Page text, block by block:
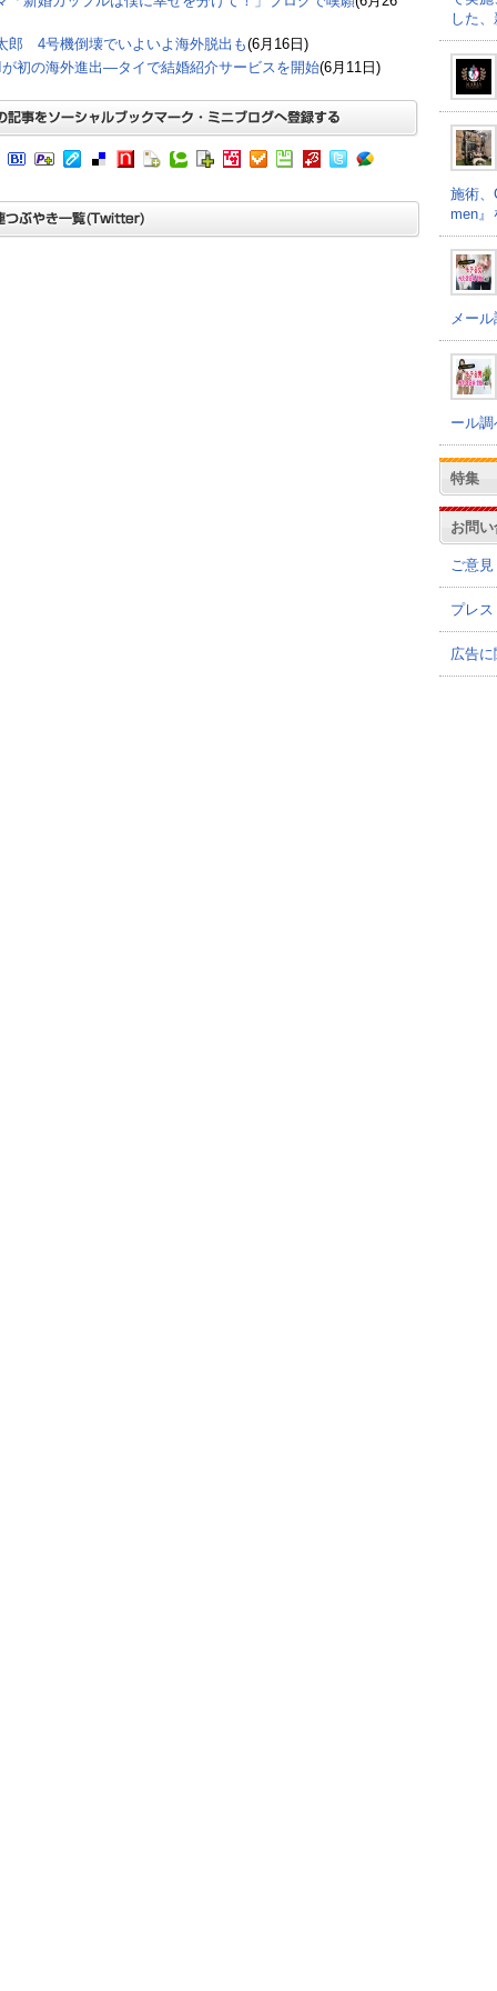
郎 4号機倒壊でいよいよ海外脱出も(6月16日)
初の海外進出―タイで結婚紹介サービスを開始(6月11日)
した
施術、
men』
メー
ール調
特集
お問
ご意
プレ
広告